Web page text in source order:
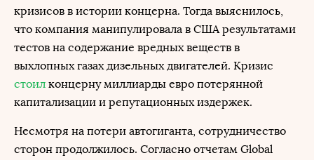
кризисов в истории концерна. Тогда выяснилось,
что компания манипулировала в США результатами
тестов на содержание вредных веществ в
выхлопных газах дизельных двигателей. Кризис
стоил концерну миллиарды евро потерянной
капитализации и репутационных издержек.
Несмотря на потери автогиганта, сотрудничество
сторон продолжилось. Согласно отчетам Global